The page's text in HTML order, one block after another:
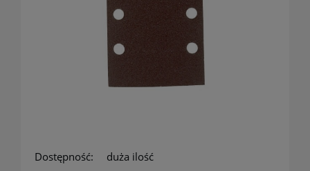
Dostępność:
duża ilość